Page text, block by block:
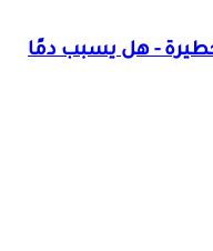
- هل يسبب دمًا